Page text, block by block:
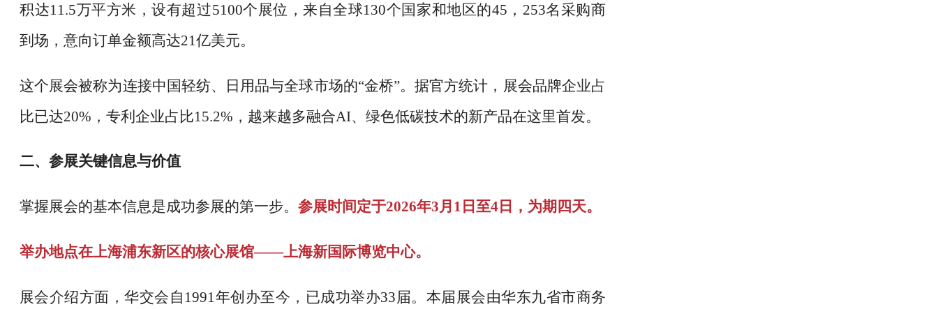
积达11.5万平方米，设有超过5100个展位，来自全球130个国家和地区的45，253名采购商
到场，意向订单金额高达21亿美元。
这个展会被称为连接中国轻纺、日用品与全球市场的“金桥”。据官方统计，展会品牌企业占
比已达20%，专利企业占比15.2%，越来越多融合AI、绿色低碳技术的新产品在这里首发。
二、参展关键信息与价值
掌握展会的基本信息是成功参展的第一步。 参展时间定于2026年3月1日至4日，为期四天。
举办地点在上海浦东新区的核心展馆——上海新国际博览中心。
展会介绍方面，华交会自 1991年创办至今，已成功举办33届。本届展会由华东九省市商务